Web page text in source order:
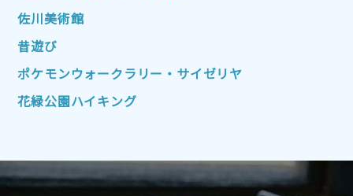
2022年7月
2022年4月
2022年1月 2021年12月 2021年11月
2021年10月 2021年9月
2021年1月 2020年12月 2020年11月
佐川美術館
昔遊び
ポケモンウォークラリー・サイゼリヤ
花緑公園ハイキング